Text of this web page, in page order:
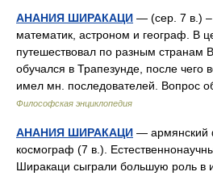
АНАНИЯ ШИРАКАЦИ — (сер. 7 в.)
математик, астроном и географ. В
путешествовал по разным странам
обучался в Трапезунде, после чего
имел мн. последователей. Вопрос
Философская энциклопедия
АНАНИЯ ШИРАКАЦИ — армянский
космограф (7 в.).
Ширакаци сыграли большую роль в